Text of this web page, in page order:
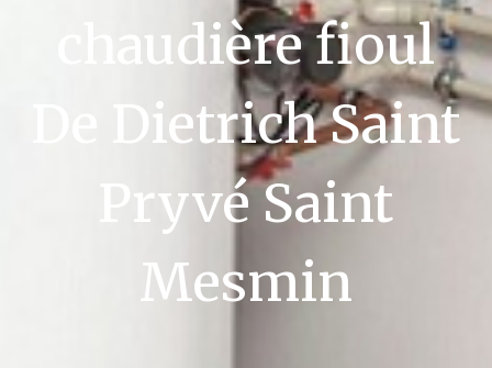
chaudière fioul
De Dietrich Saint
Pryvé Saint
Mesmin